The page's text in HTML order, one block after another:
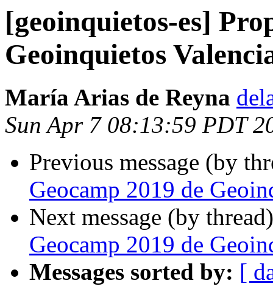
[geoinquietos-es]
Geoinquietos
María Arias de Reyna
Sun Apr 7 08:13:59 PDT
Previous message (by
Geocamp 2019 de
Next message (by
Geocamp 2019 de
Messages sorted by: [